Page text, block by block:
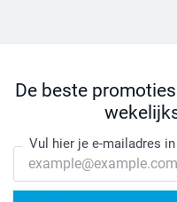
De beste
Vul hier je e-mailadres in